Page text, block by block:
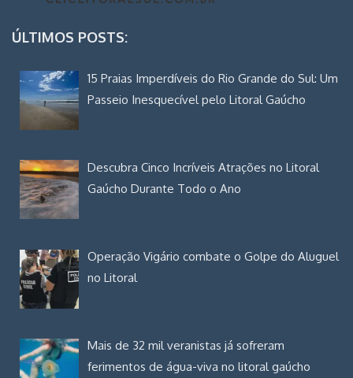
ÚLTIMOS POSTS:
15 Praias Imperdíveis do Rio Grande do Sul: Um
Passeio Inesquecível pelo Litoral Gaúcho
Descubra Cinco Incríveis Atrações no Litoral
Gaúcho Durante Todo o Ano
Operação Vigário combate o Golpe do Aluguel
no Litoral
Mais de 32 mil veranistas já sofreram
ferimentos de água-viva no litoral gaúcho